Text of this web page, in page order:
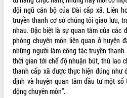
Khám bệnh, cấp phát thuốc miễn phí
và tặng quà người dân xã Cư Pui
Hội nghị UBND tỉnh Đắk Lắk thường kỳ
tháng 7/2026
Lễ truy tặng danh hiệu “Bà Mẹ Việt
Nam Anh hùng” và trao Huân chương
Lao động
UBND tỉnh Đắk Lắk triển khai nhiệm
vụ 6 tháng cuối năm 2026
ALBUM ẢNH
đội ngũ cán bộ của Đài cấp xã. Liên
truyền thanh cơ sở chúng tôi giao lưu,
nhau. Đặc biệt là sự quan tâm của các
phòng chuyên môn liên quan ở huyện
những người làm công tác truyền
thời gian tới chế độ nhuận bút, thù lao
thanh cấp xã được thực hiện đúng như
định và huyện quan tâm đầu tư một
động chuyên môn”.